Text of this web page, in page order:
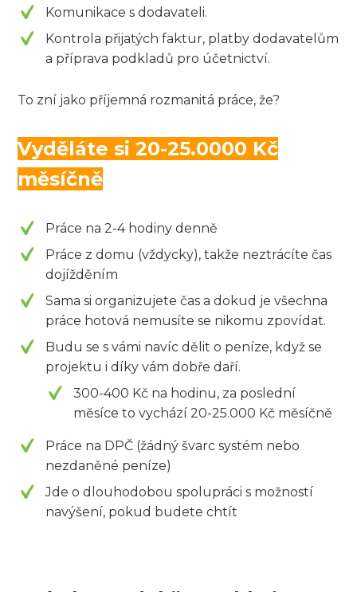
Komunikace s dodavateli.
Kontrola přijatých faktur, platby dodavatelům
a příprava podkladů pro účetnictví.
To zní jako příjemná rozmanitá práce, že?
Vyděláte si 20-25.0000 Kč
měsíčně
Práce na 2-4 hodiny denně
Práce z domu (vždycky), takže neztrácíte čas
dojížděním
Sama si organizujete čas a dokud je všechna
práce hotová nemusíte se nikomu zpovídat.
Budu se s vámi navíc dělit o peníze, když se
projektu i díky vám dobře daří.
300-400 Kč na hodinu, za poslední
měsíce to vychází 20-25.000 Kč měsíčně
Práce na DPČ (žádný švarc systém nebo
nezdaněné peníze)
Jde o dlouhodobou spolupráci s možností
navýšení, pokud budete chtít